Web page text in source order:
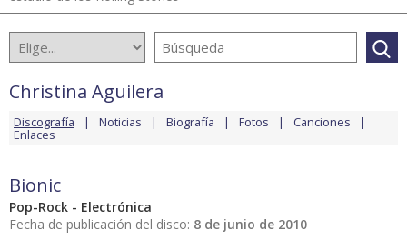
Christina Aguilera
Discografía Noticias Biografía Fotos Canciones
Enlaces
Bionic
Pop-Rock - Electrónica
Fecha de publicación del disco: 8 de junio de 2010